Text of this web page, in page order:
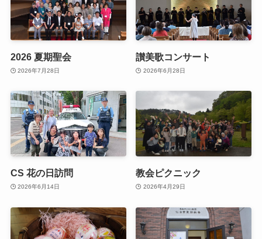
2026 夏期聖会
2026年7月28日
讃美歌コンサート
2026年6月28日
CS 花の日訪問
2026年6月14日
教会ピクニック
2026年4月29日